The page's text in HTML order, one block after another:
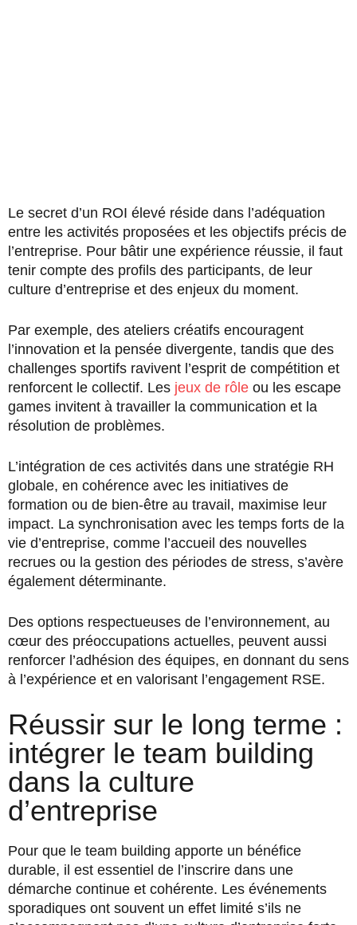
Le secret d’un ROI élevé réside dans l’adéquation
entre les activités proposées et les objectifs précis de
l’entreprise. Pour bâtir une expérience réussie, il faut
tenir compte des profils des participants, de leur
culture d’entreprise et des enjeux du moment.
Par exemple, des ateliers créatifs encouragent
l’innovation et la pensée divergente, tandis que des
challenges sportifs ravivent l’esprit de compétition et
renforcent le collectif. Les jeux de rôle ou les escape
games invitent à travailler la communication et la
résolution de problèmes.
L’intégration de ces activités dans une stratégie RH
globale, en cohérence avec les initiatives de
formation ou de bien-être au travail, maximise leur
impact. La synchronisation avec les temps forts de la
vie d’entreprise, comme l’accueil des nouvelles
recrues ou la gestion des périodes de stress, s’avère
également déterminante.
Des options respectueuses de l’environnement, au
cœur des préoccupations actuelles, peuvent aussi
renforcer l’adhésion des équipes, en donnant du sens
à l’expérience et en valorisant l’engagement RSE.
Réussir sur le long terme :
intégrer le team building
dans la culture
d’entreprise
Pour que le team building apporte un bénéfice
durable, il est essentiel de l’inscrire dans une
démarche continue et cohérente. Les événements
sporadiques ont souvent un effet limité s’ils ne